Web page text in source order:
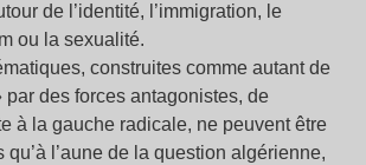
de l’identité, l’immigration, le
ou la sexualité.
construites comme autant de
par des forces antagonistes, de
à la gauche radicale, ne peuvent être
qu’à l’aune de la question algérienne,